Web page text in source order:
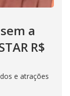
a
R$
e atrações